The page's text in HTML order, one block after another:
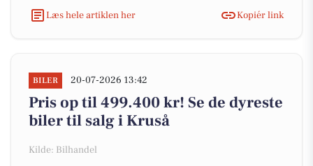
Læs hele artiklen her
Kopiér link
BILER 20-07-2026 13:42
Pris op til 499.400 kr! Se de dyreste
biler til salg i Kruså
Kilde: Bilhandel